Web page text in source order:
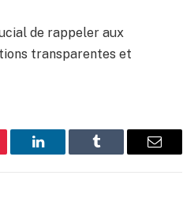
de rappeler aux
transparentes et
LinkedIn Tumblr Email